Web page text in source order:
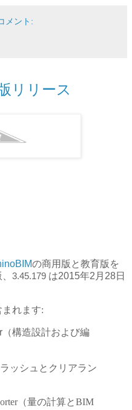
メント:
リリース
の商用版と教育版を
3.45.179 は2015年2月28日
れます:
構造設計および編
ッシュとクリアラン
（量の計算とBIM